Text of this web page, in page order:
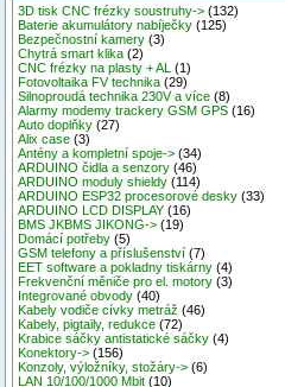
3D tisk CNC frézky soustruhy-> (132)
Baterie akumulátory nabíječky (125)
Bezpečnostní kamery (3)
Chytrá smart klika (2)
CNC frézky na plasty + AL
(1)
Fotovoltaika FV technika (29)
Silnoproudá technika 230V a více (8)
Alarmy modemy trackery GSM GPS (16)
Auto doplňky (27)
Alix case (3)
Antény a kompletní spoje-> (34)
ARDUINO čidla a senzory (46)
ARDUINO moduly shieldy (114)
ARDUINO ESP32 procesorové desky (33)
ARDUINO LCD DISPLAY (16)
BMS JKBMS JIKONG-> (19)
Domácí potřeby (5)
GSM telefony a příslušenství (7)
EET software a pokladny tiskárny (4)
Frekvenční měniče pro el. motory (3)
Integrované obvody (40)
Kabely vodiče cívky metráž (46)
Kabely, pigtaily, redukce (72)
Krabice sáčky antistatické sáčky (4)
Konektory-> (156)
Konzoly, výložníky, stožáry-> (6)
LAN 10/100/1000 Mbit (10)